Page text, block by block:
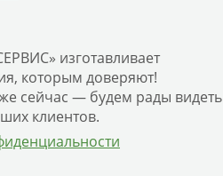
изготавливает
которым доверяют!
сейчас — будем рады видеть
клиентов.